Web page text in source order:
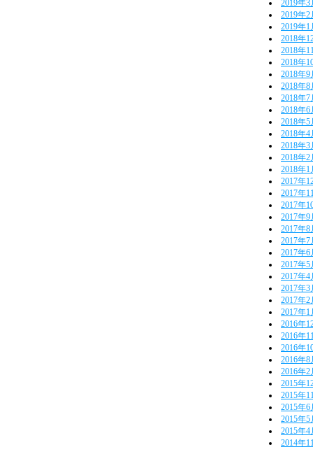
2019年3
2019年2
2019年1
2018年
2018年
2018年
2018年9
2018年8
2018年7
2018年6
2018年5
2018年4
2018年3
2018年2
2018年1
2017年
2017年
2017年
2017年9
2017年8
2017年7
2017年6
2017年5
2017年4
2017年3
2017年2
2017年1
2016年
2016年
2016年
2016年8
2016年2
2015年
2015年
2015年6
2015年5
2015年4
2014年